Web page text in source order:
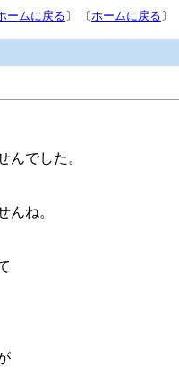
ームに戻る 〕 〔ホームに戻る 〕
んでした。
んね。